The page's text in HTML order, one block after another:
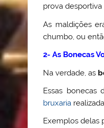
prova
As maldições
chumbo, ou
2- As Bonecas
Na verdade, as
Essas bonecas
bruxaria
Exemplos delas